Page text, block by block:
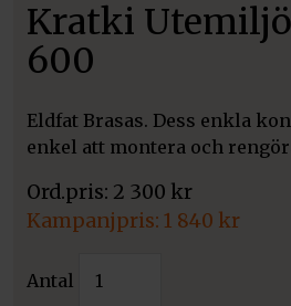
Kratki Utemiljö
600
Eldfat Brasas. Dess enkla
enkel att montera och
2 300 kr
Det
priset
1 840 kr
nuvarande
Antal
Utemiljö